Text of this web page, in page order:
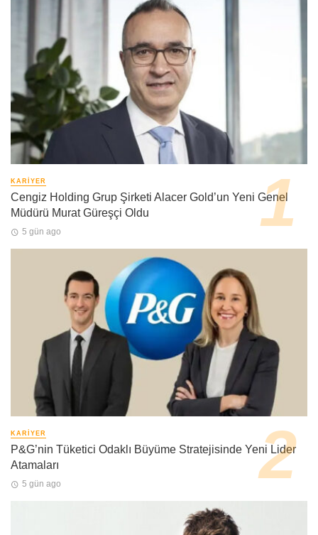
KARIYER
Cengiz Holding Grup Şirketi Alacer Gold’un Yeni Genel
Müdürü Murat Güreşçi Oldu
5 gün ago
KARIYER
P&G’nin Tüketici Odaklı Büyüme Stratejisinde Yeni Lider
Atamaları
5 gün ago